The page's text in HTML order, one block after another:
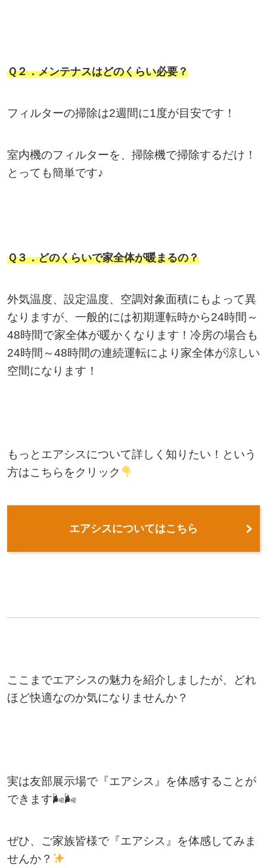
Ｑ２．メンテナスはどのくらい必要？
フィルターの掃除は2週間に1度が目安です！
室内機のフィルターを、掃除機で掃除するだけ！
とっても簡単です♪
Ｑ３．どのくらいで家全体が暖まるの？
外気温度、設定温度、空調対象面積にもよって異
なりますが、一般的には初期運転時から24時間～
48時間で家全体が暖かくなります！冷房の場合も
24時間～48時間の連続運転により家全体が涼しい
空間になります！
もっとエアシスについて詳しく知りたい！という
方はこちらをクリック
エアシスについてはこちら
ここまでエアシスの魅力を紹介しましたが、どれ
ほど快適なのか気になりませんか？
実は友部展示場で『エアシス』を体感することが
できます🌬🌬
ぜひ、ご家族皆様で『エアシス』を体感してみま
せんか？